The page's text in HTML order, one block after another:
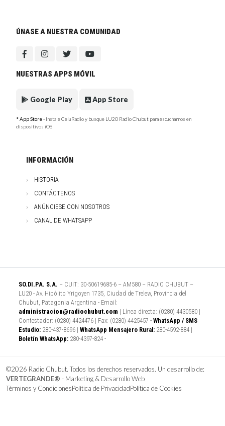
ÚNASE A NUESTRA COMUNIDAD
NUESTRAS APPS MÓVIL
Google Play App Store
* App Store- Instale CeluRadio y busque LU20 Radio Chubut para escucharnos en
dispositivos iOS
INFORMACIÓN
HISTORIA
CONTÁCTENOS
ANÚNCIESE CON NOSOTROS
CANAL DE WHATSAPP
SO.DI.PA. S.A. – CUIT: 30-50619685-6 – AM580 – RADIO CHUBUT –
LU20 - Av. Hipólito Yrigoyen 1735, Ciudad de Trelew, Provincia del
Chubut, Patagonia Argentina - Email:
administracion@radiochubut.com | Línea directa: (0280) 4430580 |
Contestador: (0280) 4424476 | Fax: (0280) 4425457 - WhatsApp / SMS
Estudio: 280-437-8696 | WhatsApp Mensajero Rural: 280-4592-884 |
Boletín WhatsApp: 280-4397-824 -
©2026 Radio Chubut. Todos los derechos reservados. Un desarrollo de:
VERTEGRANDE® - Marketing & Desarrollo Web
Términos y CondicionesPolítica de PrivacidadPolítica de Cookies